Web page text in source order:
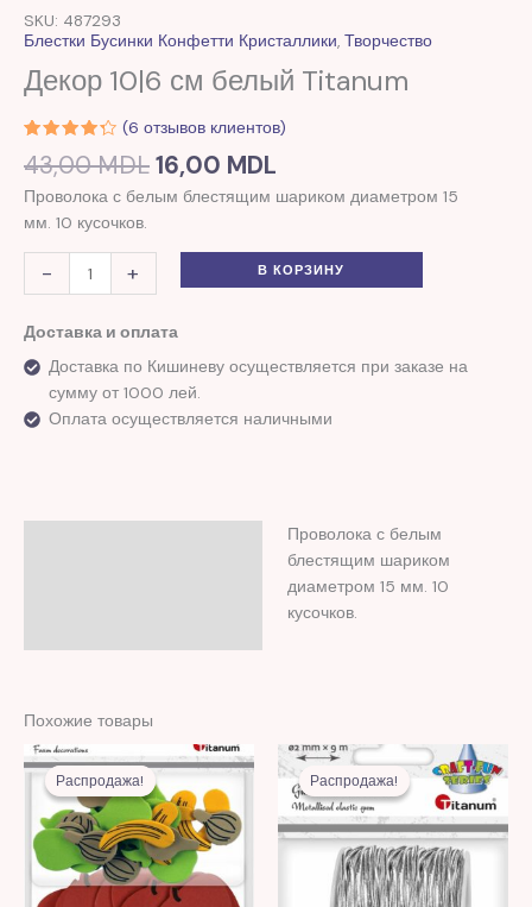
SKU: 487293
Блестки Бусинки Конфетти Кристаллики Творчество
Декор 10|6 см белый Titanum
4.33из
5 на
основе
пользователей
(6 отзывов клиентов)
43,00MDL
43,00 MDL.
16,00 MDL
Проволока с белым блестящим шариком диаметром 15
мм. 10 кусочков.
-
10|6
белый
+ В КОРЗИНУ
Доставка и оплата
Доставка по Кишиневу осуществляется при заказе на
сумму от 1000 лей.
Оплата осуществляется наличными
Проволока с белым
блестящим шариком
диаметром 15 мм. 10
кусочков.
Похожие товары
Распродажа!
Распродажа!
Первоначальная
цена
составляла
47,00 MDL.
Текущая
цена:
18,00 MDL.
Распродажа!
Распродажа!
Первоначальная
цена
составляла
52,00 MDL.
Текущая
цена:
20,00